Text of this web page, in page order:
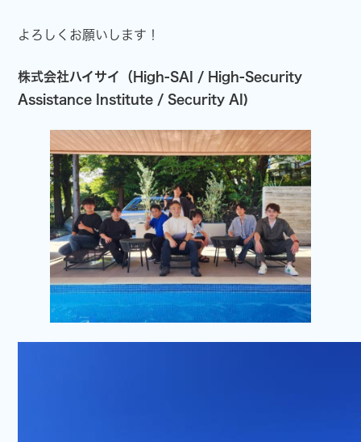
よろしくお願いします！
株式会社ハイサイ（High-SAI / High-Security
Assistance Institute / Security AI)